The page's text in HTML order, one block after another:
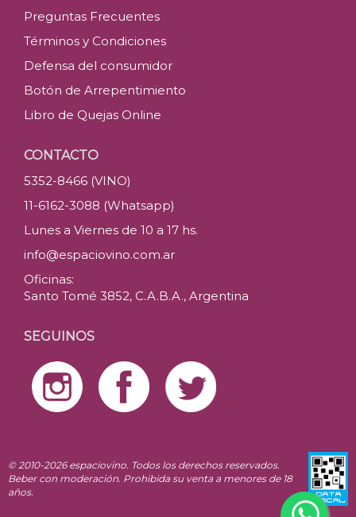
Preguntas Frecuentes
Términos y Condiciones
Defensa del consumidor
Botón de Arrepentimiento
Libro de Quejas Online
CONTACTO
5352-8466 (VINO)
11-6162-3088 (Whatsapp)
Lunes a Viernes de 10 a 17 hs.
info@espaciovino.com.ar
Oficinas:
Santo Tomé 3852, C.A.B.A., Argentina
SEGUINOS
© 2010-2026 espaciovino. Todos los derechos reservados.
Beber con moderación. Prohibida su venta a menores de 18
años.